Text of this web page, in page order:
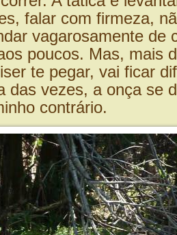
falar com firmeza,
vagarosamente de
poucos. Mas, mais
te pegar, vai ficar
das vezes, a onça se
contrário.